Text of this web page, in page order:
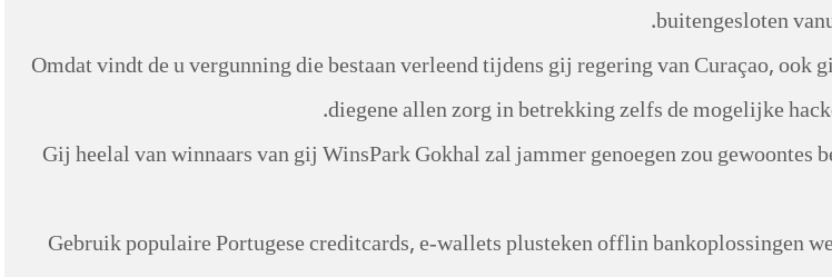
buitengesloten
Omdat vindt de u vergunning die bestaan verleend tijdens gij regering van Curaçao,
diegene allen zorg in betrekking zelfs de mogelijke
Gij heelal van winnaars van gij WinsPark Gokhal zal jammer genoegen zou
Gebruik populaire Portugese creditcards, e-wallets plusteken offlin bankoplossingen